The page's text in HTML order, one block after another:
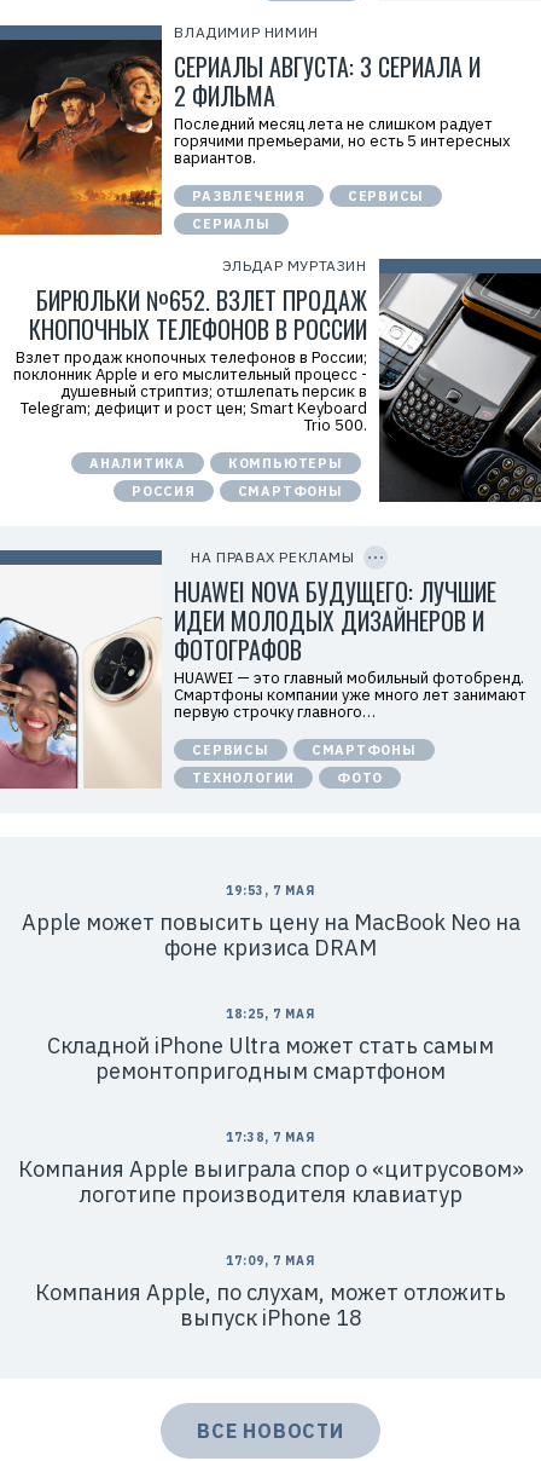
ВЛАДИМИР НИМИН
СЕРИАЛЫ АВГУСТА: 3 СЕРИАЛА И
2 ФИЛЬМА
Последний месяц лета не слишком радует
горячими премьерами, но есть 5 интересных
вариантов.
РАЗВЛЕЧЕНИЯ
СЕРВИСЫ
СЕРИАЛЫ
ЭЛЬДАР МУРТАЗИН
БИРЮЛЬКИ №652. ВЗЛЕТ ПРОДАЖ
КНОПОЧНЫХ ТЕЛЕФОНОВ В РОССИИ
Взлет продаж кнопочных телефонов в России;
поклонник Apple и его мыслительный процесс -
душевный стриптиз; отшлепать персик в
Telegram; дефицит и рост цен; Smart Keyboard
Trio 500.
АНАЛИТИКА
КОМПЬЮТЕРЫ
РОССИЯ
СМАРТФОНЫ
19:53, 7 МАЯ
Apple может повысить цену на MacBook Neo на
фоне кризиса DRAM
18:25, 7 МАЯ
Складной iPhone Ultra может стать самым
ремонтопригодным смартфоном
17:38, 7 МАЯ
Компания Apple выиграла спор о «цитрусовом»
логотипе производителя клавиатур
17:09, 7 МАЯ
Компания Apple, по слухам, может отложить
выпуск iPhone 18
ВСЕ НОВОСТИ
НА ПРАВАХ РЕКЛАМЫ
.
E
d
=
f
n
T
W
c
f
M
Р
е
к
л
а
м
о
д
т
О
О
О
«
х
к
м
п
а
н
й
7
1
4
4
I
HUAWEI NOVA БУДУЩЕГО: ЛУЧШИЕ
ИДЕИ МОЛОДЫХ ДИЗАЙНЕРОВ И
ФОТОГРАФОВ
HUAWEI — это главный мобильный фотобренд.
Смартфоны компании уже много лет занимают
первую строчку главного…
СЕРВИСЫ
СМАРТФОНЫ
ТЕХНОЛОГИИ
ФОТО